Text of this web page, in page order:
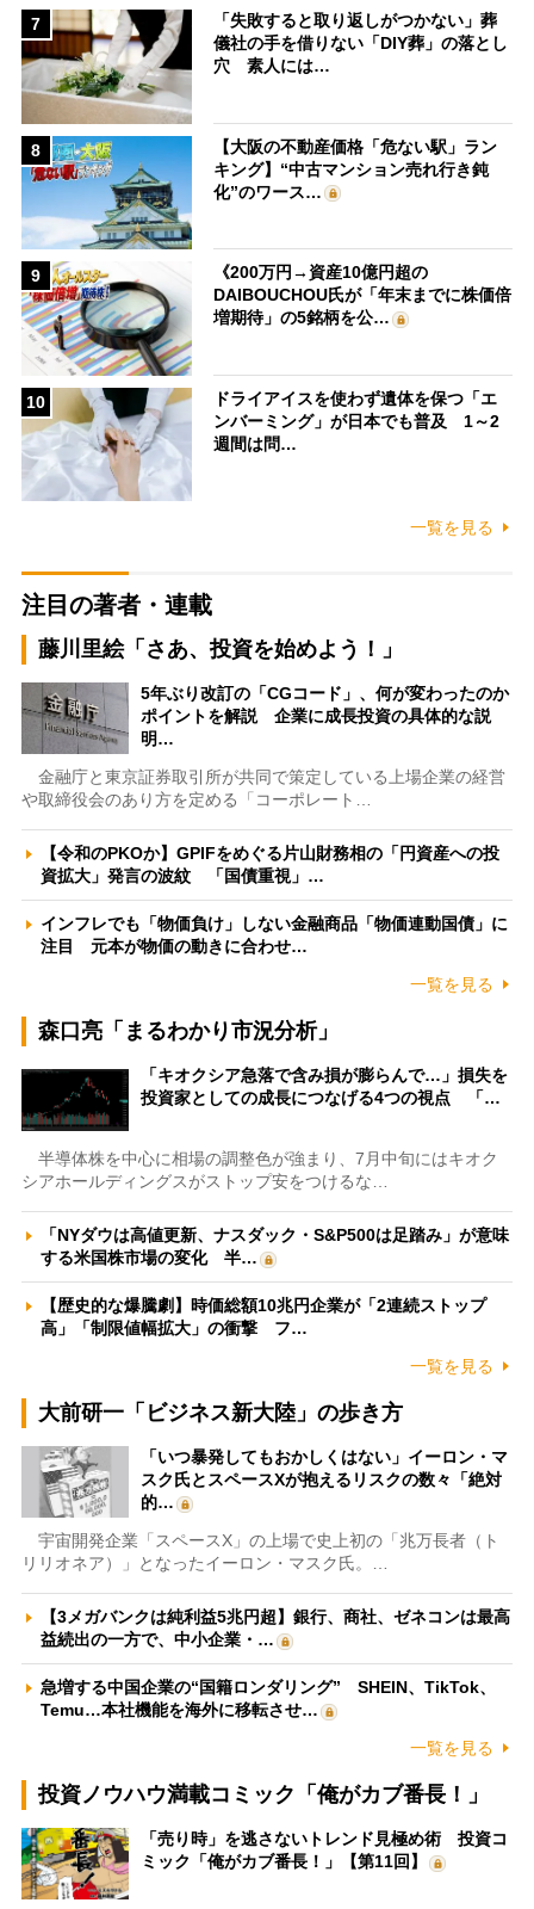
7
「失敗すると取り返しがつかない」葬
儀社の手を借りない「DIY葬」の落とし
穴 素人には…
8
【大阪の不動産価格「危ない駅」ラン
キング】“中古マンション売れ行き鈍
化”のワース…
9
《200万円→資産10億円超の
DAIBOUCHOU氏が「年末までに株価倍
増期待」の5銘柄を公…
10
ドライアイスを使わず遺体を保つ「エ
ンバーミング」が日本でも普及 1～2
週間は問…
一覧を見る
注目の著者・連載
藤川里絵「さあ、投資を始めよう！」
5年ぶり改訂の「CGコード」、何が変わったのか
ポイントを解説 企業に成長投資の具体的な説
明…
金融庁と東京証券取引所が共同で策定している上場企業の経営
や取締役会のあり方を定める「コーポレート…
【令和のPKOか】GPIFをめぐる片山財務相の「円資産への投
資拡大」発言の波紋 「国債重視」…
インフレでも「物価負け」しない金融商品「物価連動国債」に
注目 元本が物価の動きに合わせ…
一覧を見る
森口亮「まるわかり市況分析」
「キオクシア急落で含み損が膨らんで…」損失を
投資家としての成長につなげる4つの視点 「…
半導体株を中心に相場の調整色が強まり、7月中旬にはキオク
シアホールディングスがストップ安をつけるな…
「NYダウは高値更新、ナスダック・S&P500は足踏み」が意味
する米国株市場の変化 半…
【歴史的な爆騰劇】時価総額10兆円企業が「2連続ストップ
高」「制限値幅拡大」の衝撃 フ…
一覧を見る
大前研一「ビジネス新大陸」の歩き方
「いつ暴発してもおかしくはない」イーロン・マ
スク氏とスペースXが抱えるリスクの数々「絶対
的…
宇宙開発企業「スペースX」の上場で史上初の「兆万長者（ト
リリオネア）」となったイーロン・マスク氏。…
【3メガバンクは純利益5兆円超】銀行、商社、ゼネコンは最高
益続出の一方で、中小企業・…
急増する中国企業の“国籍ロンダリング” SHEIN、TikTok、
Temu…本社機能を海外に移転させ…
一覧を見る
投資ノウハウ満載コミック「俺がカブ番長！」
「売り時」を逃さないトレンド見極め術 投資コ
ミック「俺がカブ番長！」【第11回】